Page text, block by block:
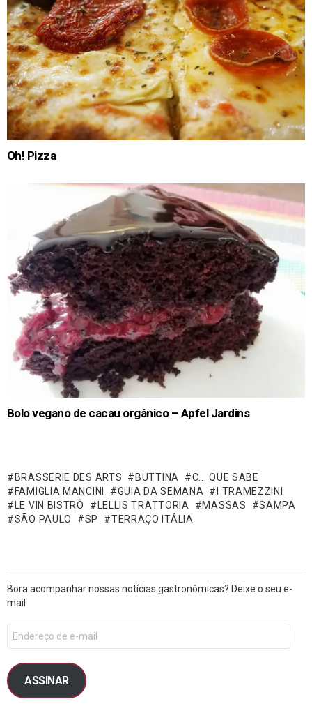
Oh! Pizza
Bolo vegano de cacau orgânico – Apfel Jardins
BRASSERIE DES ARTS BUTTINA
C... QUE SABE
FAMIGLIA MANCINI
GUIA DA SEMANA
I TRAMEZZINI
LE VIN BISTRÔ
LELLIS TRATTORIA MASSAS
SAMPA
SÃO PAULO
SP TERRAÇO ITÁLIA
Bora acompanhar nossas notícias gastronômicas? Deixe o seu e-
mail
ASSINAR